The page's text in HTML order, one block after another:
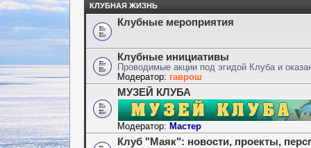
КЛУБНАЯ ЖИЗНЬ
Клубные мероприятия
Клубные инициативы
Проводимые акции под эгидой Клуба и
Модератор: гаврош
МУЗЕЙ КЛУБА
Модератор: Мастер
Клуб "Маяк": новости, проекты,